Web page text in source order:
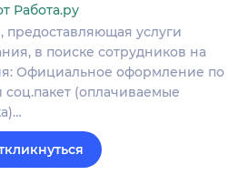
Работа.ру
услуги
в поиске сотрудников на
Официальное оформление по
(оплачиваемые